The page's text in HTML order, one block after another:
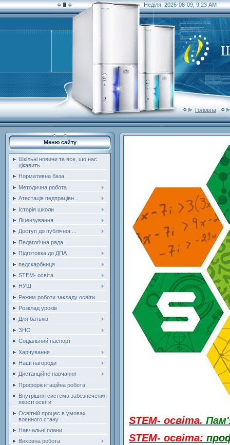
Неділя, 2026-08-09, 9:23 AM
Головна
Меню сайту
Шкільні новини та все, що нас
цікавить
Нормативна база
Методична робота
Атестація педпрацівн...
Історія школи
Ліцензування
Доступ до публічної ...
Педагогічна рада
Підготовка до ДПА
педскарбниця
STEM- освіта
НУШ
Режим роботи закладу освіти
Розклад уроків
Для батьків
ЗНО
Соціальний паспорт
Харчування
Наші нагороди
Дистанційне навчання
Профорієнтаційна робота
Внутрішня система забезпечення
якості освіти
Освітній процес в умовах
воєнного стану
Навчальні плани
Виховна робота
STEM- освіта.
STEM- освіта: